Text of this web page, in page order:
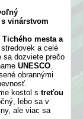
vinárstvom
mesta a
a celé
sa dozviete prečo
UNESCO.
obrannými
kostol s treťou
lebo sa v
ale viac sa